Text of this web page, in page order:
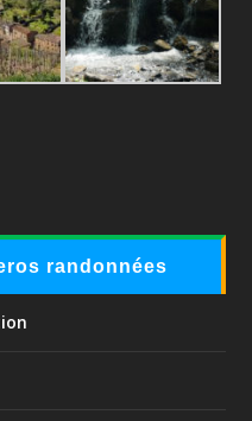
randonnées